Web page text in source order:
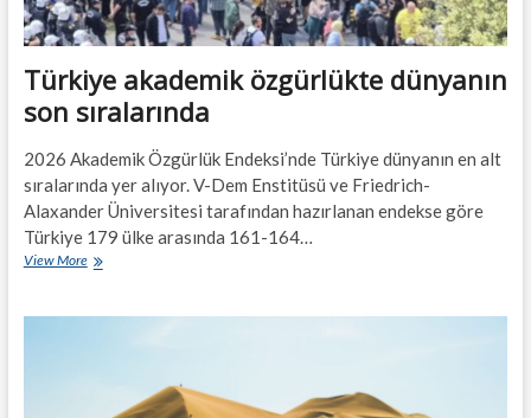
Türkiye akademik özgürlükte dünyanın
son sıralarında
2026 Akademik Özgürlük Endeksi’nde Türkiye dünyanın en alt
sıralarında yer alıyor. V-Dem Enstitüsü ve Friedrich-
Alaxander Üniversitesi tarafından hazırlanan endekse göre
Türkiye 179 ülke arasında 161-164…
View MoreTürkiye
dünyanın